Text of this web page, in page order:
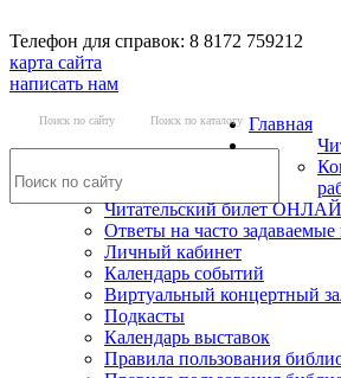
Телефон для справок: 8 8172 759212
карта сайта
написать нам
Поиск по сайту Поиск по каталогу Главная
Читательский билет
Ответы на часто
Личный кабинет
Календарь событий
Виртуальный концертный
Подкасты
Календарь выставок
Правила пользования